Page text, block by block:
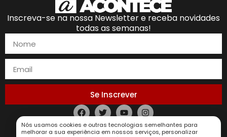
Inscreva-se na nossa Newsletter e receba novidades
todas as semanas!
Se Inscrever
Política de Privacidade
Nós usamos cookies e outras tecnologias semelhantes para
melhorar a sua experiência em nossos serviços, personalizar